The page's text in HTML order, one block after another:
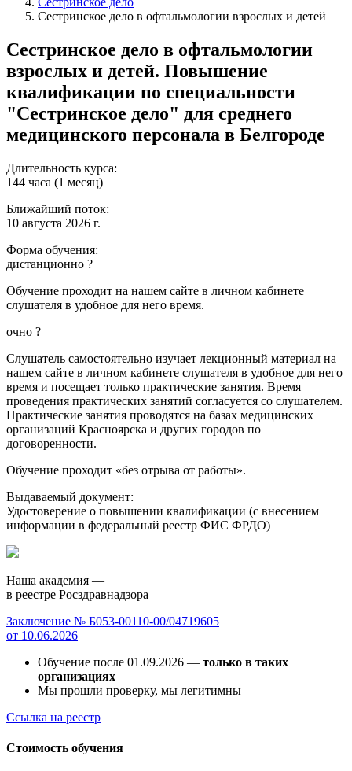
Сестринское дело в офтальмологии взрослых и детей
Сестринское дело в офтальмологии
взрослых и детей. Повышение
квалификации по специальности
"Сестринское дело" для среднего
медицинского персонала в Белгороде
Длительность курса:
144 часа (1 месяц)
Ближайший поток:
10 августа 2026 г.
Форма обучения:
дистанционно ?
Обучение проходит на нашем сайте в личном кабинете
слушателя в удобное для него время.
очно ?
Слушатель самостоятельно изучает лекционный материал на
нашем сайте в личном кабинете слушателя в удобное для него
время и посещает только практические занятия. Время
проведения практических занятий согласуется со слушателем.
Практические занятия проводятся на базах медицинских
организаций Красноярска и других городов по
договоренности.
Обучение проходит «без отрыва от работы».
Выдаваемый документ:
Удостоверение о повышении квалификации (с внесением
информации в федеральный реестр ФИС ФРДО)
Наша академия —
в реестре Росздравнадзора
Заключение № Б053-00110-00/04719605
от 10.06.2026
Обучение после 01.09.2026 — только в таких
организациях
Мы прошли проверку, мы легитимны
Ссылка на реестр
Стоимость обучения